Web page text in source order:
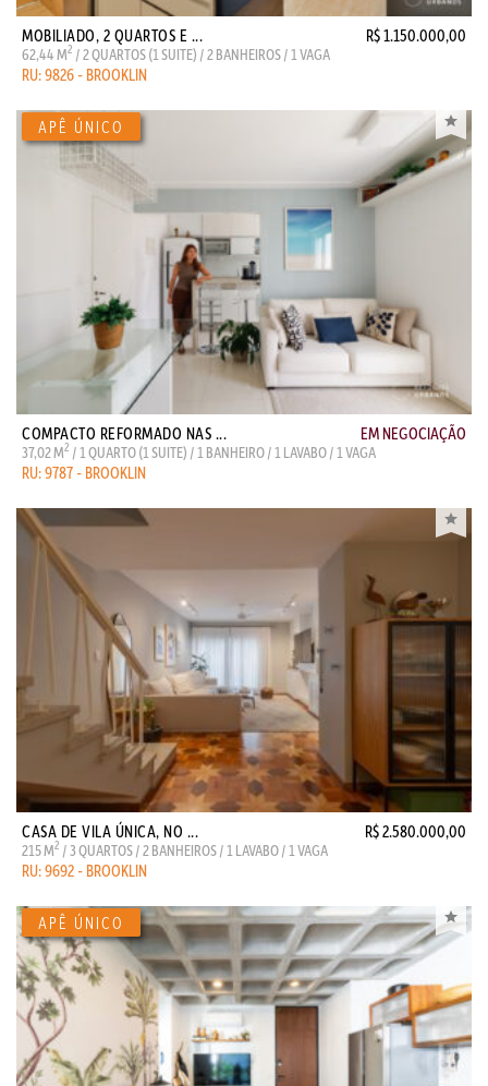
MOBILIADO, 2 QUARTOS E ... R$ 1.150.000,00
62,44 M2 / 2 QUARTOS (1 SUITE) / 2 BANHEIROS / 1 VAGA
RU: 9826 - BROOKLIN
COMPACTO REFORMADO NAS ... EM NEGOCIAÇÃO
37,02 M2 / 1 QUARTO (1 SUITE) / 1 BANHEIRO / 1 LAVABO / 1 VAGA
RU: 9787 - BROOKLIN
CASA DE VILA ÚNICA, NO ... R$ 2.580.000,00
215 M2 / 3 QUARTOS / 2 BANHEIROS / 1 LAVABO / 1 VAGA
RU: 9692 - BROOKLIN